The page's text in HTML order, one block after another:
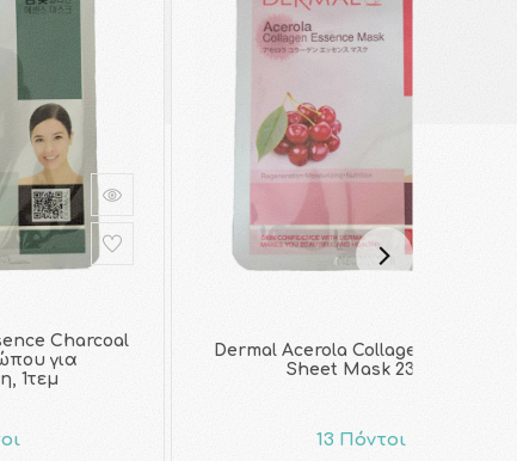
Charcoal
για
1τεμ
Dermal Acerola Collagen Essence
Sheet Mask 23gr
13 Πόντοι